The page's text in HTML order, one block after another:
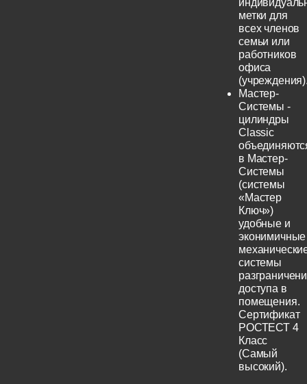
метки для
всех членов
семьи или
работников
офиса
Мастер-
Системы -
цилиндры
Classic
в Мастер-
Системы
(системы
«Мастер
Ключ»)
удобные и
эконимичные
системы
доступа в
помещения.
Сертификат
РОСТЕСТ 4
Класс
(Самый
высокий).